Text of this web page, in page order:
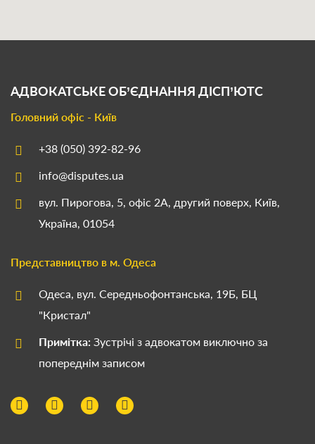
АДВОКАТСЬКЕ ОБ’ЄДНАННЯ ДІСП’ЮТС
Головний офіс - Київ
+38 (050) 392-82-96
info@disputes.ua
вул. Пирогова, 5, офіс 2А, другий поверх, Київ,
Україна, 01054
Представництво в м. Одеса
Одеса, вул. Середньофонтанська, 19Б, БЦ
"Кристал"
Примітка: Зустрічі з адвокатом виключно за
попереднім записом